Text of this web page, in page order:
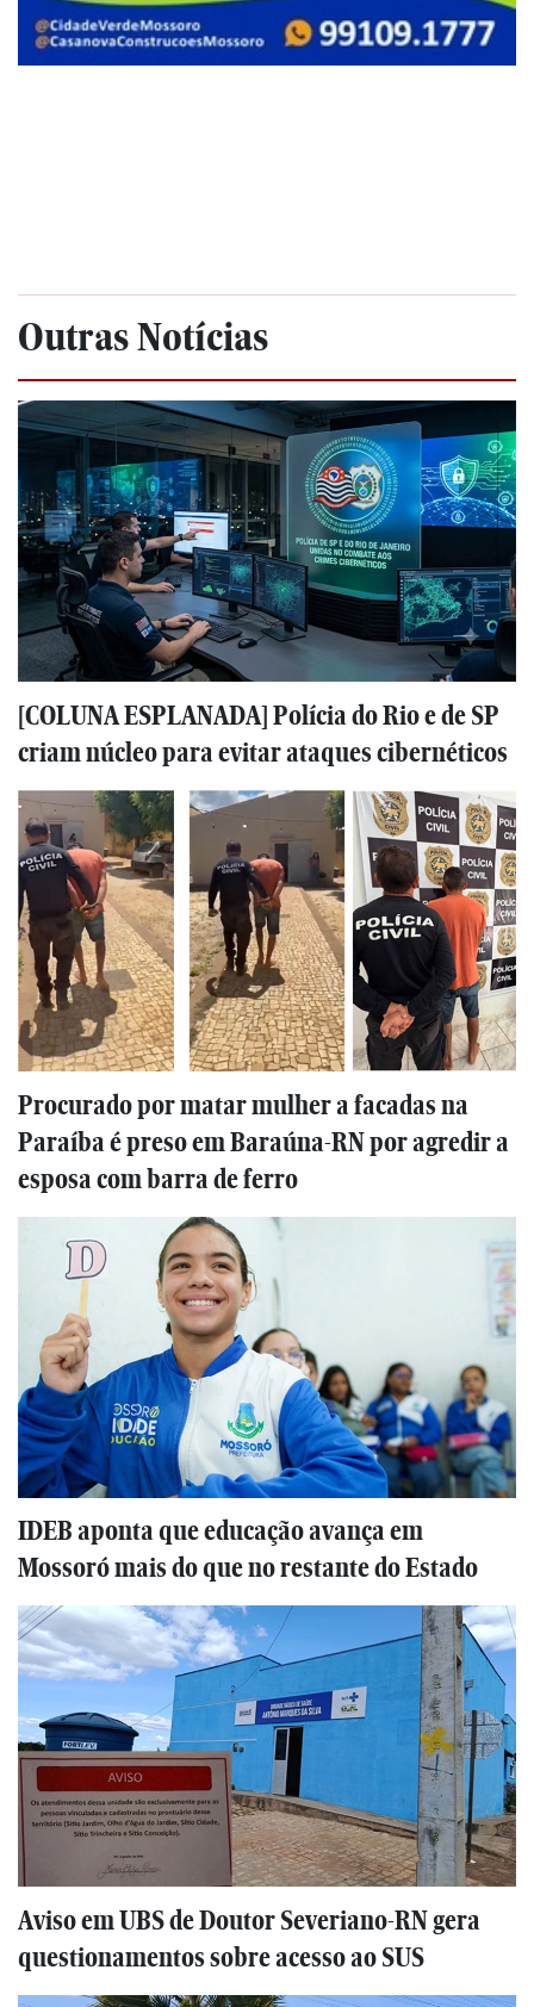
Outras Notícias
[COLUNA ESPLANADA] Polícia do Rio e de SP
criam núcleo para evitar ataques cibernéticos
Procurado por matar mulher a facadas na
Paraíba é preso em Baraúna-RN por agredir a
esposa com barra de ferro
IDEB aponta que educação avança em
Mossoró mais do que no restante do Estado
Aviso em UBS de Doutor Severiano-RN gera
questionamentos sobre acesso ao SUS